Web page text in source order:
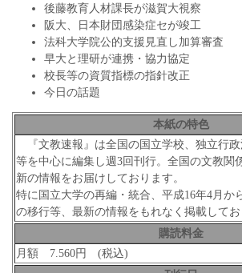
後藤教育人材課長が滋賀大視察
阪大、日本財団感染症セが竣工
法科大学院公的支援見直し加算審査
早大と理研が連携・協力協定
校長等の資質指標の指針改正
今日の話題
本紙の特色
『文教速報』は全国の国立学校、独立行
等を中心に編集し週3回刊行。全国の文教関
新の情報をお届けしております。
特に国立大学の再編・統合、平成16年4月か
の移行等、最新の情報をもれなく掲載してお
購読料金
月額 7.560円 (税込)